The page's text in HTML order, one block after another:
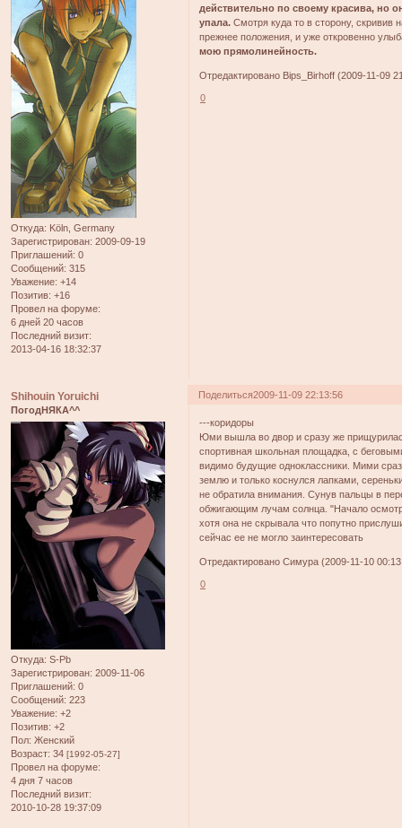
Откуда: Köln, Germany
Зарегистрирован: 2009-09-19
Приглашений: 0
Сообщений: 315
Уважение: +14
Позитив: +16
Провел на форуме:
6 дней 20 часов
Последний визит:
2013-04-16 18:32:37
действительно по своему красива, но
упала. Смотря куда то в сторону, скривив
прежнее положения, и уже откровенно
мою прямолинейность.
Отредактировано Bips_Birhoff (2009-11-09
0
Поделиться2009-11-09 22:13:56
Shihouin Yoruichi
ПогодНЯКА^^
Откуда: S-Pb
Зарегистрирован: 2009-11-06
Приглашений: 0
Сообщений: 223
Уважение: +2
Позитив: +2
Пол: Женский
Возраст: 34 [1992-05-27]
Провел на форуме:
4 дня 7 часов
Последний визит:
2010-10-28 19:37:09
---коридоры
Юми вышла во двор и сразу же
спортивная школьная площадка, с
видимо будущие одноклассники. Мими
землю и только коснулся лапками,
не обратила внимания. Сунув пальцы в
обжигающим лучам солнца. "Начало
хотя она не скрывала что попутно
сейчас ее не могло заинтересовать
Отредактировано Симура (2009-11-10
0